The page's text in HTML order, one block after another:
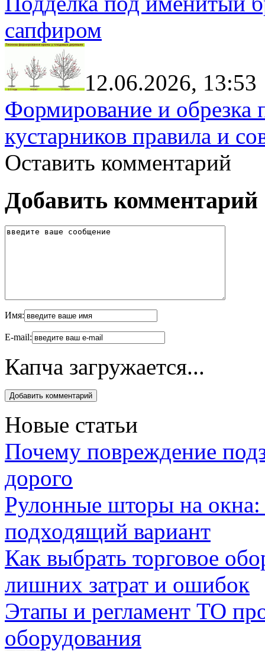
сапфиром
12.06.2026, 13:53
Формирование и обрезка
кустарников правила и
Оставить комментарий
Добавить комментарий
Имя:
E-mail:
Капча загружается...
Новые статьи
Почему повреждение
дорого
Рулонные шторы на
подходящий вариант
Как выбрать торговое
лишних затрат и ошибок
Этапы и регламент ТО
оборудования